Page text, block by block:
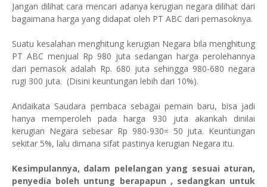
Jangan dilihat cara mencari adanya kerugian negara dilihat dari
bagaimana harga yang didapat oleh PT ABC dari pemasoknya.
Suatu kesalahan menghitung kerugian Negara bila menghitung
PT ABC menjual Rp 980 juta sedangan harga perolehannya
dari pemasok adalah Rp. 680 juta sehingga 980-680 negara
rugi 300 juta. (Disini keuntungan lebih dari 10%).
Andaikata Saudara pembaca sebagai pemain baru, bisa jadi
hanya memperoleh pada harga 930 juta akankah dinilai
kerugian Negara sebesar Rp 980-930= 50 juta. Keuntungan
sekitar 5%, lalu dimana sifat pastinya kerugian Negara itu.
Kesimpulannya, dalam pelelangan yang sesuai aturan,
penyedia boleh untung berapapun , sedangkan untuk